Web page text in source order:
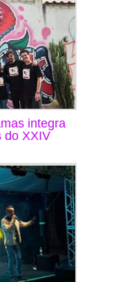
integra
do XXIV